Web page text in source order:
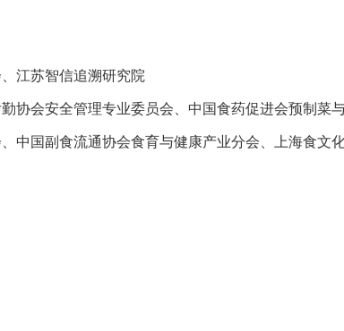
江苏智信追溯研究院
协会安全管理专业委员会、中国食药促进会预制菜
中国副食流通协会食育与健康产业分会、上海食文